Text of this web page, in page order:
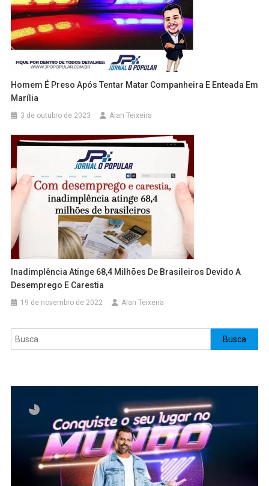
Homem É Preso Após Tentar Matar Companheira E Enteada Em
Marília
3 de outubro de 2023 Alan Teixeira
Inadimplência Atinge 68,4 Milhões De Brasileiros Devido A
Desemprego E Carestia
19 de novembro de 2022 Alan Teixeira
Pesquisar Busca